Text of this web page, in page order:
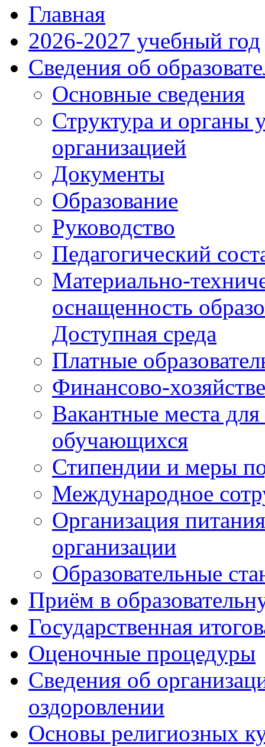
Главная
2026-2027 учебный год
Сведения об
Основные сведения
Структура и органы
организацией
Документы
Образование
Руководство
Педагогический
Материально-
оснащенность
Доступная среда
Платные
Финансово-
Вакантные места
обучающихся
Стипендии и меры
Международное
Организация
организации
Образовательные
Приём в
Государственная
Оценочные процедуры
Сведения об
оздоровлении
Основы религиозных